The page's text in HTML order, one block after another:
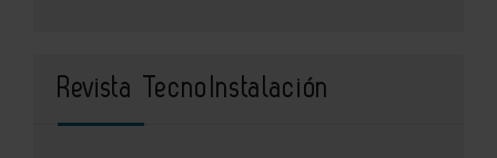
Revista TecnoInstalación